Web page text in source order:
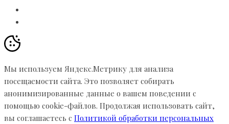
Мы используем Яндекс.Метрику для анализа
посещаемости сайта. Это позволяет собирать
анонимизированные данные о вашем поведении с
помощью cookie-файлов. Продолжая использовать сайт,
вы соглашаетесь с Политикой обработки персональных